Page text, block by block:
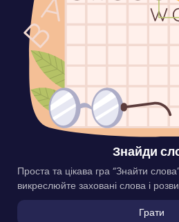
Знайди
Проста та цікава гра “Знайти
викреслюйте заховані слова і
Грати